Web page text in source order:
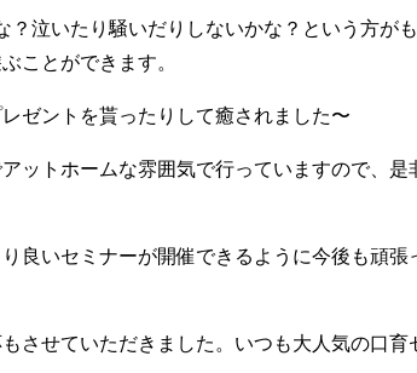
泣いたり騒いだりしないかな？という方が
ことができます。
ゼントを貰ったりして癒されました〜
トホームな雰囲気で行っていますので、是
良いセミナーが開催できるように今後も頑張
させていただきました。いつも大人気の口